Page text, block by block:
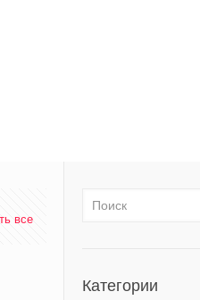
все
Категории